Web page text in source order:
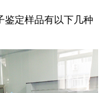
鉴定样品有以下几种